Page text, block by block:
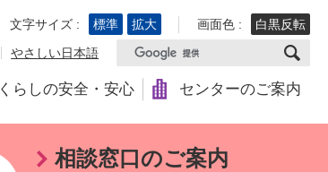
文字サイズ :
標準 拡大 画面色 :
白黒反転
やさしい日本語
くらしの安全・安心 センターのご案内
相談窓口のご案内